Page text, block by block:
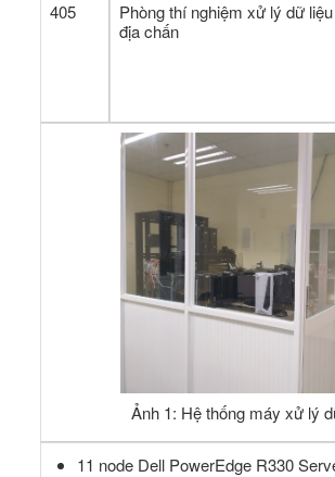
405
Phòng thí nghiệm xử lý dữ liệu
địa chấn
Ảnh 1: Hệ thống máy xử lý
11 node Dell PowerEdge R330